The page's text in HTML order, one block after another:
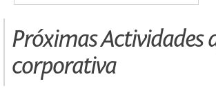
Próximas Actividades
corporativa